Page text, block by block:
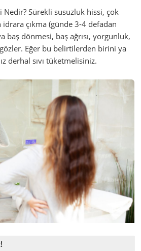
Nedir? Sürekli susuzluk hissi, çok
çıkma (günde 3-4 defadan
baş dönmesi, baş ağrısı, yorgunluk,
Eğer bu belirtilerden birini ya
derhal sıvı tüketmelisiniz.